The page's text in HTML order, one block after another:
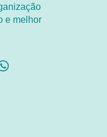
e melhor